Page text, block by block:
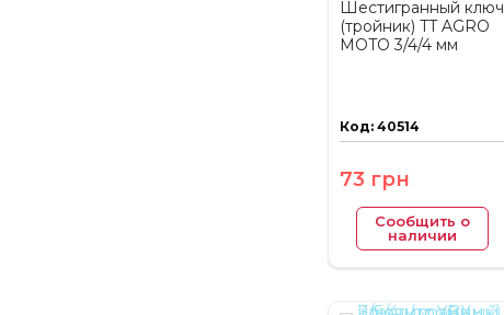
Шестигранный ключ
(тройник) TT AGRO
MOTO 3/4/4 мм
Код: 40514
73 грн
Сообщить о
наличии